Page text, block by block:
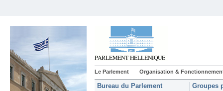
Le Parlement Organisation &
Bureau du Parlement Groupes